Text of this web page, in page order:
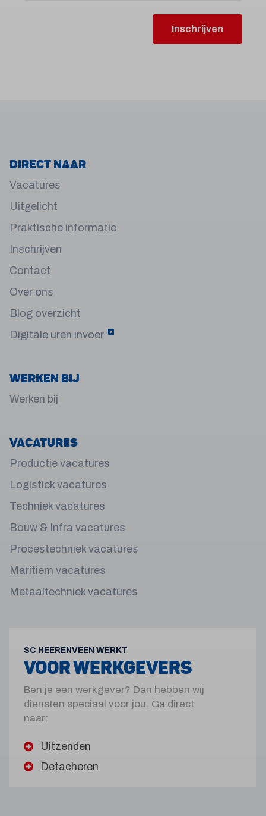
Inschrijven
Direct naar
Vacatures
Uitgelicht
Praktische informatie
Inschrijven
Contact
Over ons
Blog overzicht
Digitale uren invoer
Werken bij
Werken bij
Vacatures
Productie vacatures
Logistiek vacatures
Techniek vacatures
Bouw & Infra vacatures
Procestechniek vacatures
Maritiem vacatures
Metaaltechniek vacatures
SC HEERENVEEN WERKT
VOOR WERKGEVERS
Ben je een werkgever? Dan hebben wij
diensten speciaal voor jou. Ga direct
naar:
Uitzenden
Detacheren